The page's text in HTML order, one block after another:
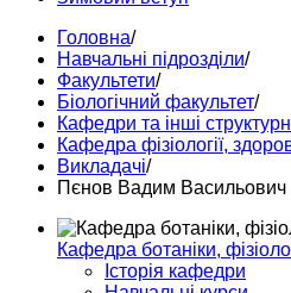
Головна/
Навчальні підрозділи/
Факультети/
Біологічний факультет/
Кафедри та інші
Кафедра фізіології,
Викладачі/
Пєнов Вадим Васильович
Кафедра ботаніки,
Історія кафедри